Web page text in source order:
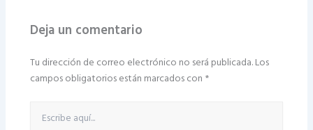
Deja un comentario
Tu dirección de correo electrónico no será publicada.Los
campos obligatorios están marcados con *
aquí...